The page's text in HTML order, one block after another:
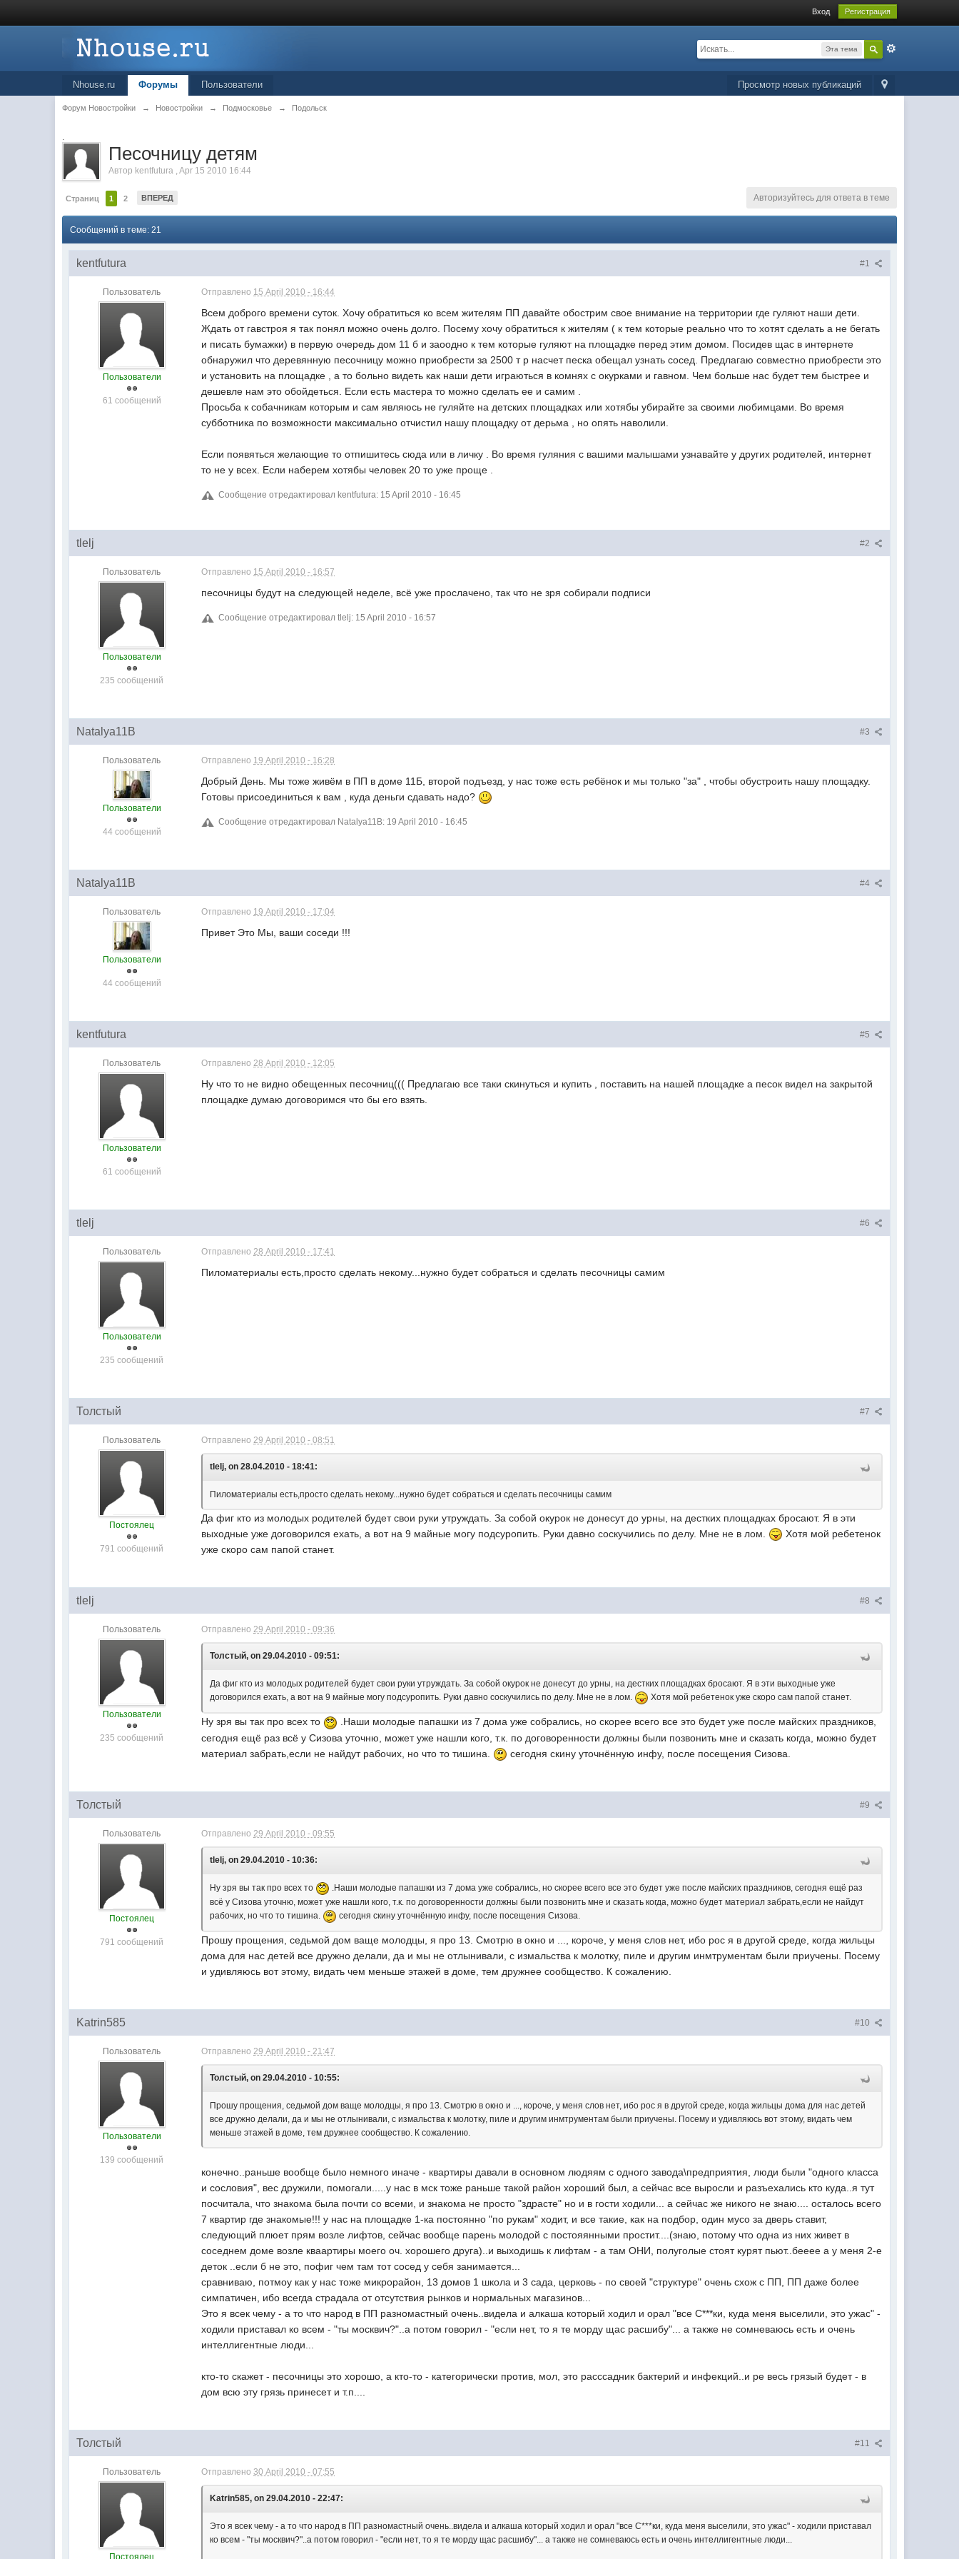
Вход Регистрация
Эта тема
Просмотр новых публикаций
Nhouse.ru Форумы Пользователи
Форум Новостройки → Новостройки → Подмосковье → Подольск
.
Песочницу детям
Автор kentfutura ,Apr 15 2010 16:44
Страниц 1 2 ВПЕРЕД Авторизуйтесь для ответа в теме
Сообщений в теме: 21
#1
kentfutura
Пользователь
Пользователи
61 сообщений
Отправлено 15 April 2010 - 16:44
Всем доброго времени суток. Хочу обратиться ко всем жителям ПП давайте обострим свое внимание на территории где гуляют наши дети.
Ждать от гавстроя я так понял можно очень долго. Посему хочу обратиться к жителям ( к тем которые реально что то хотят сделать а не бегать
и писать бумажки) в первую очередь дом 11 б и заоодно к тем которые гуляют на площадке перед этим домом. Посидев щас в интернете
обнаружил что деревянную песочницу можно приобрести за 2500 т р насчет песка обещал узнать сосед. Предлагаю совместно приобрести это
и установить на площадке , а то больно видеть как наши дети играються в комнях с окурками и гавном. Чем больше нас будет тем быстрее и
дешевле нам это обойдеться. Если есть мастера то можно сделать ее и самим .
Просьба к собачникам которым и сам являюсь не гуляйте на детских площадках или хотябы убирайте за своими любимцами. Во время
субботника по возможности максимально отчистил нашу площадку от дерьма , но опять наволили.
Если появяться желающие то отпишитесь сюда или в личку . Во время гуляния с вашими малышами узнавайте у других родителей, интернет
то не у всех. Если наберем хотябы человек 20 то уже проще .
Сообщение отредактировал kentfutura: 15 April 2010 - 16:45
#2
tlelj
Пользователь
Пользователи
235 сообщений
Отправлено 15 April 2010 - 16:57
песочницы будут на следующей неделе, всё уже прослачено, так что не зря собирали подписи
Сообщение отредактировал tlelj: 15 April 2010 - 16:57
#3
Natalya11B
Пользователь
Пользователи
44 сообщений
Отправлено 19 April 2010 - 16:28
Добрый День. Мы тоже живём в ПП в доме 11Б, второй подъезд, у нас тоже есть ребёнок и мы только "за" , чтобы обустроить нашу площадку.
Готовы присоединиться к вам , куда деньги сдавать надо?
Сообщение отредактировал Natalya11B: 19 April 2010 - 16:45
#4
Natalya11B
Пользователь
Пользователи
44 сообщений
Отправлено 19 April 2010 - 17:04
Привет Это Мы, ваши соседи !!!
#5
kentfutura
Пользователь
Пользователи
61 сообщений
Отправлено28 April 2010 - 12:05
Ну что то не видно обещенных песочниц((( Предлагаю все таки скинуться и купить , поставить на нашей площадке а песок видел на закрытой
площадке думаю договоримся что бы его взять.
#6
tlelj
Пользователь
Пользователи
235 сообщений
Отправлено28 April 2010 - 17:41
Пиломатериалы есть,просто сделать некому...нужно будет собраться и сделать песочницы самим
#7
Толстый
Пользователь
Постоялец
791 сообщений
Отправлено29 April 2010 - 08:51
tlelj, on 28.04.2010 - 18:41:
Пиломатериалы есть,просто сделать некому...нужно будет собраться и сделать песочницы самим
Да фиг кто из молодых родителей будет свои руки утруждать. За собой окурок не донесут до урны, на дестких площадках бросают. Я в эти
выходные уже договорился ехать, а вот на 9 майные могу подсуропить. Руки давно соскучились по делу. Мне не в лом.
Хотя мой ребетенок
уже скоро сам папой станет.
#8
tlelj
Пользователь
Пользователи
235 сообщений
Отправлено29 April 2010 - 09:36
Толстый, on 29.04.2010 - 09:51:
Да фиг кто из молодых родителей будет свои руки утруждать. За собой окурок не донесут до урны, на дестких площадках бросают. Я в эти выходные уже
договорился ехать, а вот на 9 майные могу подсуропить. Руки давно соскучились по делу. Мне не в лом.
Хотя мой ребетенок уже скоро сам папой станет.
Ну зря вы так про всех то
.Наши молодые папашки из 7 дома уже собрались, но скорее всего все это будет уже после майских праздников,
сегодня ещё раз всё у Сизова уточню, может уже нашли кого, т.к. по договоренности должны были позвонить мне и сказать когда, можно будет
материал забрать,если не найдут рабочих, но что то тишина.
сегодня скину уточнённую инфу, после посещения Сизова.
#9
Толстый
Пользователь
Постоялец
791 сообщений
Отправлено29 April 2010 - 09:55
tlelj, on 29.04.2010 - 10:36:
Ну зря вы так про всех то
.Наши молодые папашки из 7 дома уже собрались, но скорее всего все это будет уже после майских праздников, сегодня ещё раз
всё у Сизова уточню, может уже нашли кого, т.к. по договоренности должны были позвонить мне и сказать когда, можно будет материал забрать,если не найдут
рабочих, но что то тишина.
сегодня скину уточнённую инфу, после посещения Сизова.
Прошу прощения, седьмой дом ваще молодцы, я про 13. Смотрю в окно и ..., короче, у меня слов нет, ибо рос я в другой среде, когда жильцы
дома для нас детей все дружно делали, да и мы не отлынивали, с измальства к молотку, пиле и другим инмтрументам были приучены. Посему
и удивляюсь вот этому, видать чем меньше этажей в доме, тем дружнее сообщество. К сожалению.
#10
Katrin585
Пользователь
Пользователи
139 сообщений
Отправлено29 April 2010 - 21:47
Толстый, on 29.04.2010 - 10:55:
Прошу прощения, седьмой дом ваще молодцы, я про 13. Смотрю в окно и ..., короче, у меня слов нет, ибо рос я в другой среде, когда жильцы дома для нас детей
все дружно делали, да и мы не отлынивали, с измальства к молотку, пиле и другим инмтрументам были приучены. Посему и удивляюсь вот этому, видать чем
меньше этажей в доме, тем дружнее сообщество. К сожалению.
конечно..раньше вообще было немного иначе - квартиры давали в основном людяям с одного завода\предприятия, люди были "одного класса
и сословия", вес дружили, помогали.....у нас в мск тоже раньше такой район хороший был, а сейчас все выросли и разъехались кто куда..я тут
посчитала, что знакома была почти со всеми, и знакома не просто "здрасте" но и в гости ходили... а сейчас же никого не знаю.... осталось всего
7 квартир где знакомые!!! у нас на площадке 1-ка постоянно "по рукам" ходит, и все такие, как на подбор, один мусо за дверь ставит,
следующий плюет прям возле лифтов, сейчас вообще парень молодой с постояянными простит....(знаю, потому что одна из них живет в
соседнем доме возле кваартиры моего оч. хорошего друга)..и выходишь к лифтам - а там ОНИ, полуголые стоят курят пьют..бееее а у меня 2-е
деток ..если б не это, пофиг чем там тот сосед у себя занимается...
сравниваю, потмоу как у нас тоже микрорайон, 13 домов 1 школа и 3 сада, церковь - по своей "структуре" очень схож с ПП, ПП даже более
симпатичен, ибо всегда страдала от отсутствия рынков и нормальных магазинов...
Это я всек чему - а то что народ в ПП разномастный очень..видела и алкаша который ходил и орал "все С***ки, куда меня выселили, это ужас" -
ходили приставал ко всем - "ты москвич?"..а потом говорил - "если нет, то я те морду щас расшибу"... а также не сомневаюсь есть и очень
интеллигентные люди...
кто-то скажет - песочницы это хорошо, а кто-то - категорически против, мол, это расссадник бактерий и инфекций..и ре весь грязый будет - в
дом всю эту грязь принесет и т.п....
#11
Толстый
Пользователь
Постоялец
Отправлено30 April 2010 - 07:55
Katrin585, on 29.04.2010 - 22:47:
Это я всек чему - а то что народ в ПП разномастный очень..видела и алкаша который ходил и орал "все С***ки, куда меня выселили, это ужас" - ходили приставал
ко всем - "ты москвич?"..а потом говорил - "если нет, то я те морду щас расшибу"... а также не сомневаюсь есть и очень интеллигентные люди...